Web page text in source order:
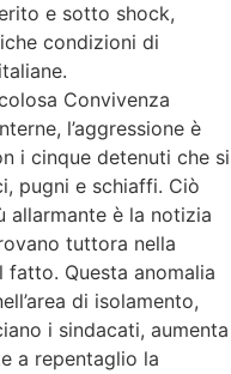
e sotto shock,
condizioni di
Convivenza
l’aggressione è
i cinque detenuti che si
pugni e schiaffi. Ciò
allarmante è la notizia
tuttora nella
fatto. Questa anomalia
di isolamento,
i sindacati, aumenta
a repentaglio la